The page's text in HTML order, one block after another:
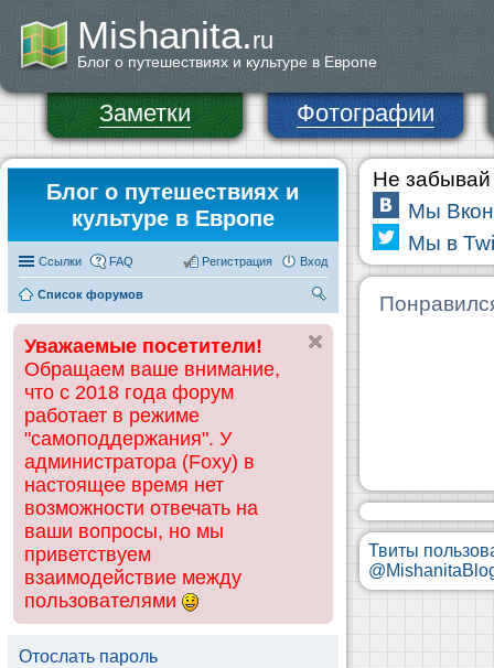
Mishanita.ru
Блог о путешествиях и культуре в Европе
Заметки Фотографии
Блог о путешествиях и
культуре в Европе
Ссылки FAQ Вход
Регистрация
Список форумов
ск
Уважаемые посетители!
Обращаем ваше внимание,
что с 2018 года форум
работает в режиме
"самоподдержания". У
администратора (Foxy) в
настоящее время нет
возможности отвечать на
ваши вопросы, но мы
приветствуем
взаимодействие между
пользователями
Отослать пароль
Не забывай
Мы
Мы в
Твиты